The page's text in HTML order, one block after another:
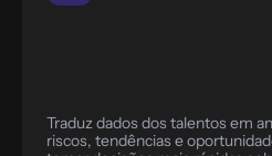
Traduz dados dos talentos em
riscos, tendências e